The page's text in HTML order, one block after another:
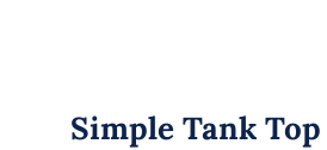
Simple Tank Top